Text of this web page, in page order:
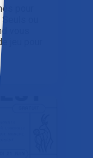
pour
ou
vous
jeu pour